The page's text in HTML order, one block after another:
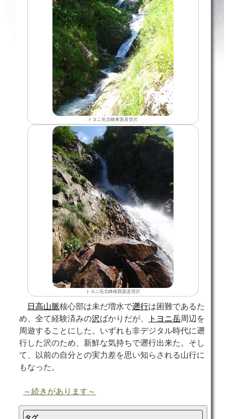
トヨニ岳北峰東面直登沢
トヨニ岳北峰南西面直登沢
日高山脈核心部は未だ増水で遡行は困難であるた
め、全て経験済みの沢ばかりだが、 トヨニ岳周辺を
周遊することにした。いずれも非デジタル時代に遡
行した沢のため、新鮮な気持ちで遡行出来た。そし
て、以前の自分との実力差を思い知らされる山行に
もなった。
～続きがあります～